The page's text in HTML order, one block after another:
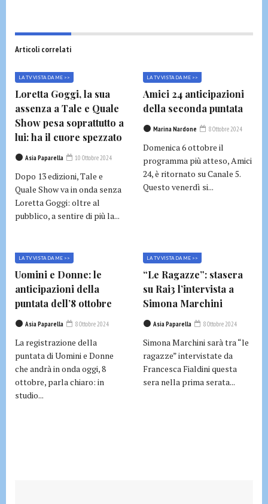
Articoli correlati
LA TV VISTA DA ME >>
Loretta Goggi, la sua
assenza a Tale e Quale
Show pesa soprattutto a
lui: ha il cuore spezzato
Asia Paparella 10 Ottobre 2024
Dopo 13 edizioni, Tale e
Quale Show va in onda senza
Loretta Goggi: oltre al
pubblico, a sentire di più la...
LA TV VISTA DA ME >>
Amici 24 anticipazioni
della seconda puntata
Marina Nardone 8 Ottobre 2024
Domenica 6 ottobre il
programma più atteso, Amici
24, è ritornato su Canale 5.
Questo venerdì si...
LA TV VISTA DA ME >>
Uomini e Donne: le
anticipazioni della
puntata dell’8 ottobre
Asia Paparella 8 Ottobre 2024
La registrazione della
puntata di Uomini e Donne
che andrà in onda oggi, 8
ottobre, parla chiaro: in
studio...
LA TV VISTA DA ME >>
“Le Ragazze”: stasera
su Rai3 l’intervista a
Simona Marchini
Asia Paparella 8 Ottobre 2024
Simona Marchini sarà tra “le
ragazze” intervistate da
Francesca Fialdini questa
sera nella prima serata...